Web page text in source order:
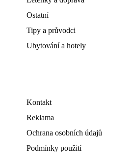
Ostatní
Tipy a průvodci
Ubytování a hotely
Kontakt
Reklama
Ochrana osobních údajů
Podmínky použití